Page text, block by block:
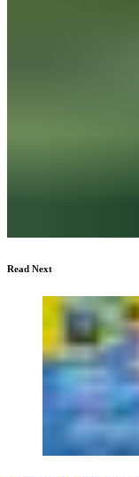
Read Next